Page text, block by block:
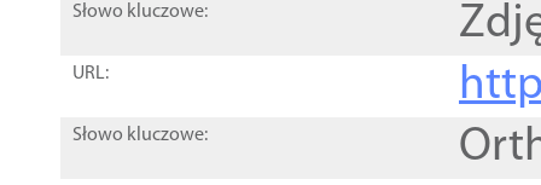
Słowo kluczowe:
URL:
Słowo kluczowe: